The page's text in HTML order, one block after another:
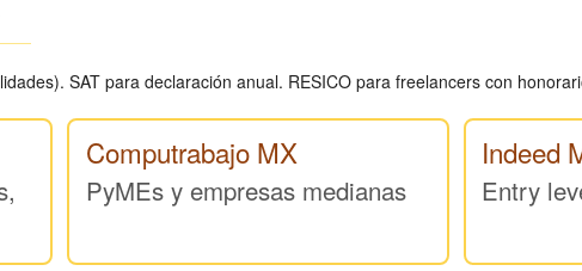
SAT para declaración anual. RESICO para freelancers con
Computrabajo MX
PyMEs y empresas medianas
Indeed
Entry